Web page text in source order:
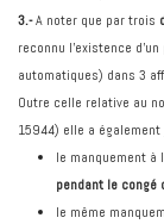
3.-A noter que par trois
reconnu l’existence
automatiques) dans 3
Outre celle relative au
15944) elle a
le manquement à
pendant le congé
le même